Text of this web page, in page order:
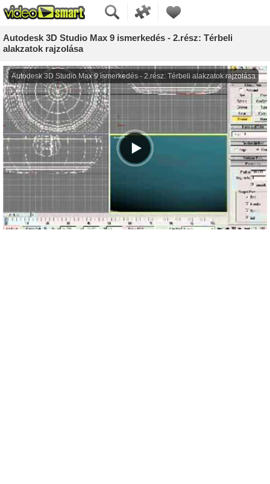
Autodesk 3D Studio Max 9 ismerkedés - 2.rész: Térbeli
alakzatok rajzolása